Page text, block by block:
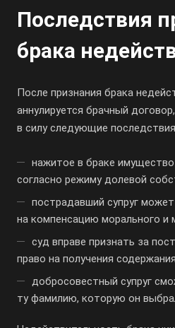
Последствия
брака
После признания брака
аннулируется брачный
в силу следующие
нажитое в браке
согласно режиму долевой
пострадавший супруг
на компенсацию морального и
суд вправе признать за
право на получения
добросовестный супруг
ту фамилию, которую он